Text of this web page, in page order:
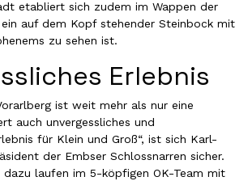
etabliert sich zudem im Wappen der
auf dem Kopf stehender Steinbock mit
zu sehen ist.
Erlebnis
ist weit mehr als nur eine
auch unvergessliches und
für Klein und Groß“, ist sich Karl-
der Embser Schlossnarren sicher.
dazu laufen im 5-köpfigen OK-Team mit